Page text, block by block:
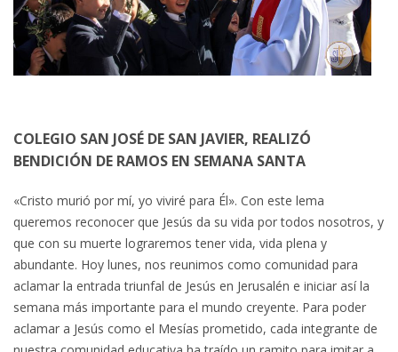
COLEGIO SAN JOSÉ DE SAN JAVIER, REALIZÓ
BENDICIÓN DE RAMOS EN SEMANA SANTA
«Cristo murió por mí, yo viviré para Él». Con este lema
queremos reconocer que Jesús da su vida por todos nosotros, y
que con su muerte lograremos tener vida, vida plena y
abundante. Hoy lunes, nos reunimos como comunidad para
aclamar la entrada triunfal de Jesús en Jerusalén e iniciar así la
semana más importante para el mundo creyente. Para poder
aclamar a Jesús como el Mesías prometido, cada integrante de